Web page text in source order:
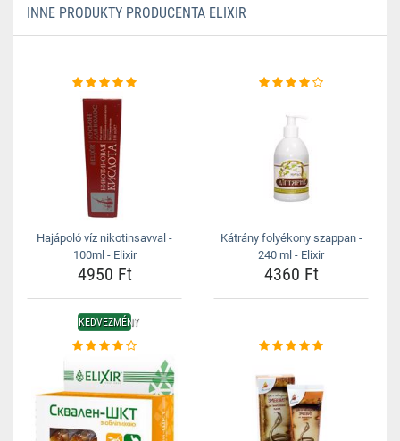
INNE PRODUKTY PRODUCENTA ELIXIR
Hajápoló víz nikotinsavval -
100ml - Elixir
4950 Ft
Kátrány folyékony szappan -
240 ml - Elixir
4360 Ft
KEDVEZMÉNY